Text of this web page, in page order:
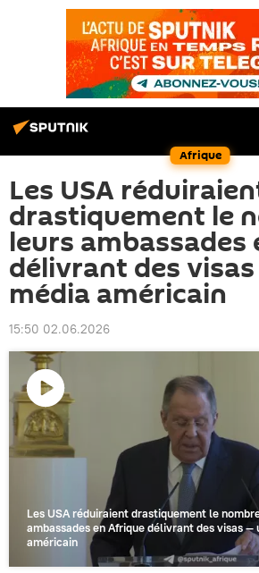
Afrique
Les USA
drastiquement le
leurs ambassades
délivrant des
média américain
15:50 02.06.2026
Lire
la
vidéo
Les USA réduiraient drastiquement le
ambassades en Afrique délivrant des visas —
américain